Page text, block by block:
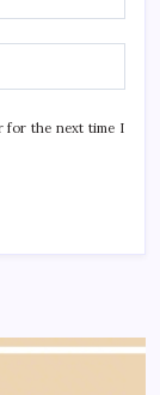
for the next time I